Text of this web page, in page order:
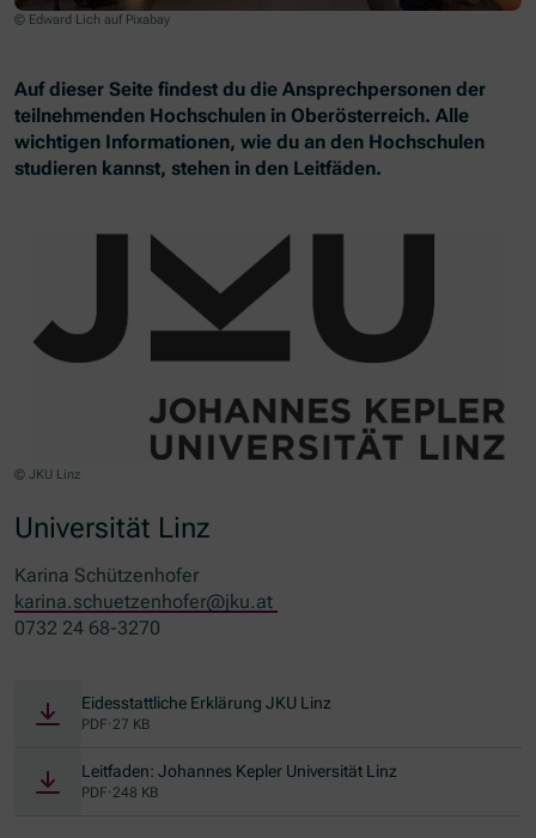
© Edward Lich auf Pixabay
Auf dieser Seite findest du die Ansprechpersonen der
teilnehmenden Hochschulen in Oberösterreich. Alle
wichtigen Informationen, wie du an den Hochschulen
studieren kannst, stehen in den Leitfäden.
© JKU Linz
Universität Linz
Karina Schützenhofer
karina.schuetzenhofer@jku.at
0732 24 68-3270
Eidesstattliche Erklärung JKU Linz
PDF· 27 KB
Leitfaden: Johannes Kepler Universität Linz
PDF· 248 KB